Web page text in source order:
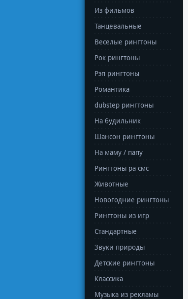
Из фильмов
Танцевальные
Веселые рингтоны
Рок рингтоны
Рэп рингтоны
Романтика
dubstep рингтоны
На будильник
Шансон рингтоны
На маму / папу
Рингтоны ра смс
Животные
Новогодние рингтоны
Рингтоны из игр
Стандартные
Звуки природы
Детские рингтоны
Классика
Музыка из рекламы